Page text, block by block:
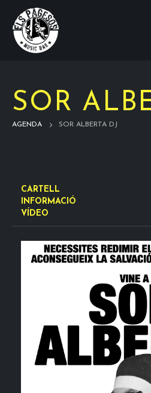
SOR
AGENDA SOR ALBERTA DJ
CARTELL
INFORMACIÓ
VÍDEO